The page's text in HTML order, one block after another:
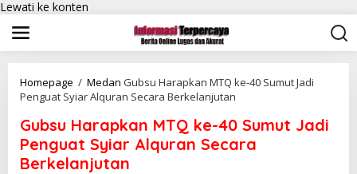
Lewati ke konten
Homepage / Medan Gubsu Harapkan MTQ ke-40 Sumut Jadi
Penguat Syiar Alquran Secara Berkelanjutan
Gubsu Harapkan MTQ ke-40 Sumut Jadi
Penguat Syiar Alquran Secara
Berkelanjutan